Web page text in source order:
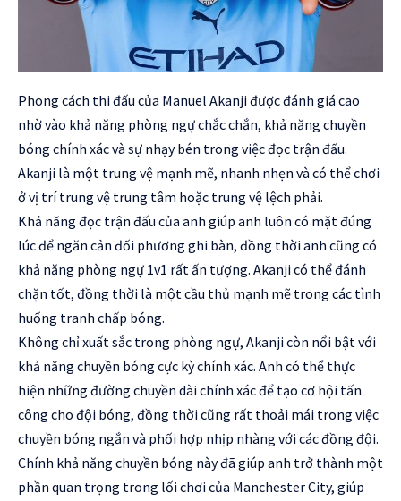
Phong cách thi đấu của Manuel Akanji được đánh giá cao
nhờ vào khả năng phòng ngự chắc chắn, khả năng chuyền
bóng chính xác và sự nhạy bén trong việc đọc trận đấu.
Akanji là một trung vệ mạnh mẽ, nhanh nhẹn và có thể chơi
ở vị trí trung vệ trung tâm hoặc trung vệ lệch phải.
Khả năng đọc trận đấu của anh giúp anh luôn có mặt đúng
lúc để ngăn cản đối phương ghi bàn, đồng thời anh cũng có
khả năng phòng ngự 1v1 rất ấn tượng. Akanji có thể đánh
chặn tốt, đồng thời là một cầu thủ mạnh mẽ trong các tình
huống tranh chấp bóng.
Không chỉ xuất sắc trong phòng ngự, Akanji còn nổi bật với
khả năng chuyền bóng cực kỳ chính xác. Anh có thể thực
hiện những đường chuyền dài chính xác để tạo cơ hội tấn
công cho đội bóng, đồng thời cũng rất thoải mái trong việc
chuyền bóng ngắn và phối hợp nhịp nhàng với các đồng đội.
Chính khả năng chuyền bóng này đã giúp anh trở thành một
phần quan trọng trong lối chơi của Manchester City, giúp